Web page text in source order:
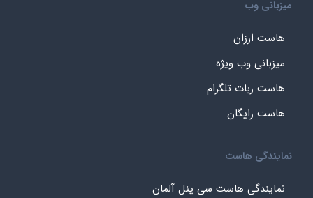
میزبانی وب
هاست ارزان
میزبانی وب ویژه
هاست ربات تلگرام
هاست رایگان
نمایندگی هاست
نمایندگی هاست سی پنل آلمان